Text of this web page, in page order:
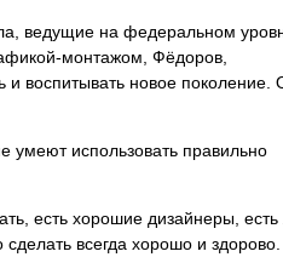
ведущие на федеральном
монтажом, Фёдоров,
воспитывать новое поколение.
умеют использовать правильно
есть хорошие дизайнеры,
всегда хорошо и здорово.